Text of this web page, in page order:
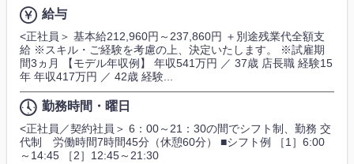
給与
<正社員＞ 基本給212,960円～237,860円 ＋別途残業代全額支
給 ※スキル・ご経験を考慮の上、決定いたします。 ※試雇期
間3ヵ月 【モデル年収例】 年収541万円 ／ 37歳 店長職 経験15
年 年収417万円 ／ 42歳 経験...
勤務時間・曜日
<正社員／契約社員＞ 6：00～21：30の間でシフト制、勤務 交
代制 労働時間7時間45分（休憩60分） ■シフト例 ［1］6:00
～14:45 ［2］12:45～21:30